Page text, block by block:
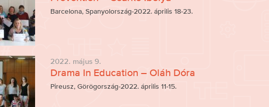
Barcelona, Spanyolország-2022. április 18-23.
2022. május 9.
Drama In Education – Oláh Dóra
Pireusz, Görögország-2022. április 11-15.